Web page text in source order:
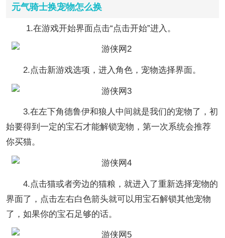
元气骑士换宠物怎么换
1.在游戏开始界面点击“点击开始”进入。
2.点击新游戏选项，进入角色，宠物选择界面。
3.在左下角德鲁伊和狼人中间就是我们的宠物了，初
始要得到一定的宝石才能解锁宠物，第一次系统会推荐
你买猫。
4.点击猫或者旁边的猫粮，就进入了重新选择宠物的
界面了，点击左右白色箭头就可以用宝石解锁其他宠物
了，如果你的宝石足够的话。